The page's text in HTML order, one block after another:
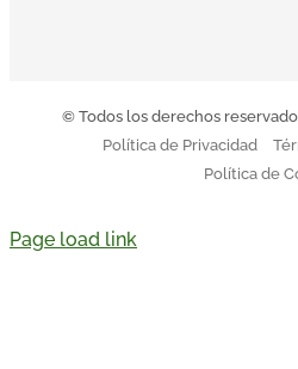
© Todos los derechos
Política de Privacidad
Política de
Page load link